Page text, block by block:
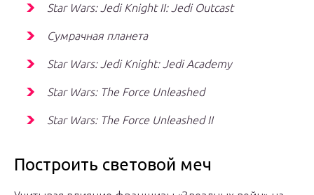
Star Wars: Jedi Knight II: Jedi Outcast
Сумрачная планета
Star Wars: Jedi Knight: Jedi Academy
Star Wars: The Force Unleashed
Star Wars: The Force Unleashed II
Построить световой меч